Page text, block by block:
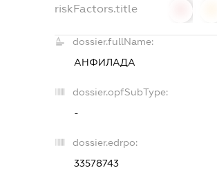
riskFactors.title
dossier.fullName:
АНФИЛАДА
dossier.opfSubType:
-
dossier.edrpo:
33578743